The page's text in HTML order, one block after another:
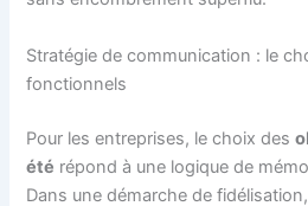
Stratégie de communication : le
fonctionnels
Pour les entreprises, le choix des
été répond à une logique de
Dans une démarche de